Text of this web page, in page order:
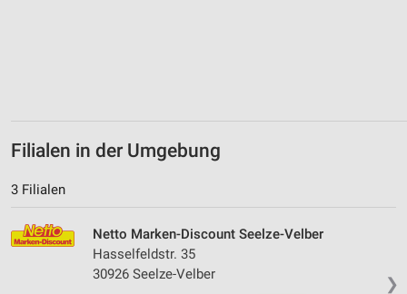
Filialen in der Umgebung
3 Filialen
❯
Netto Marken-Discount Seelze-Velber
Hasselfeldstr. 35
30926 Seelze-Velber